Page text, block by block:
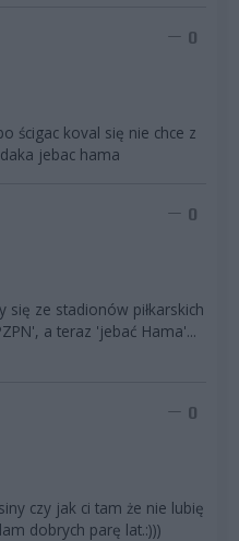
0
ścigac koval się nie chce z
jebac hama
0
się ze stadionów piłkarskich
a teraz 'jebać Hama'...
0
czy jak ci tam że nie lubię
dobrych parę lat.:)))